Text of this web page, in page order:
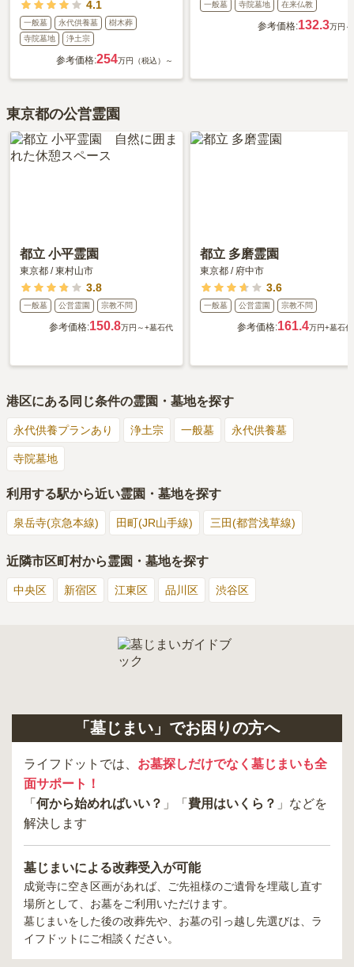
4.1
一般墓 永代供養墓
樹木葬
寺院墓地
浄土宗
参考価格:254万円（税込）～
一般墓 寺院墓地 在来仏教
参考価格:132.3万円～
東京都の公営霊園
都立 小平霊園
東京都 /東村山市
3.8
一般墓 公営霊園 宗教不問
参考価格:150.8万円～+墓石代
都立 多磨霊園
東京都 / 府中市
3.6
一般墓 公営霊園 宗教不問
参考価格:161.4万円+墓石代
港区にある同じ条件の霊園・墓地を探す
永代供養プランあり 浄土宗 一般墓 永代供養墓
寺院墓地
利用する駅から近い霊園・墓地を探す
泉岳寺(京急本線) 田町(JR山手線) 三田(都営浅草線)
近隣市区町村から霊園・墓地を探す
中央区 新宿区 江東区 品川区 渋谷区
「墓じまい」でお困りの方へ
ライフドットでは、 お墓探しだけでなく墓じまいも全
面サポート！
「 何から始めればいい？ 」「 費用はいくら？ 」などを
解決します
墓じまいによる改葬受入が可能
成覚寺に空き区画があれば、ご先祖様のご遺骨を埋蔵し直す
場所として、お墓をご利用いただけます。
墓じまいをした後の改葬先や、お墓の引っ越し先選びは、ラ
イフドットにご相談ください。